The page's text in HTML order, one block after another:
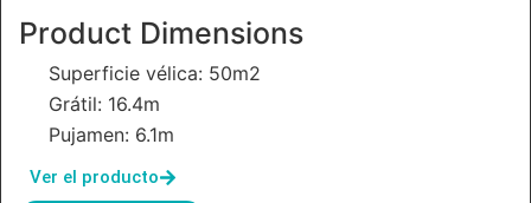
Product Dimensions
Superficie vélica: 50m2
Grátil: 16.4m
Pujamen: 6.1m
Ver el producto